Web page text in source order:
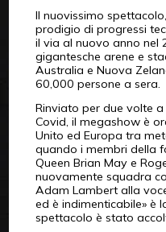
Il nuovissimo
prodigio di progressi
il via al nuovo anno nel
gigantesche arene e
Australia e Nuova
60,000 persone a sera.
Rinviato per due volte
Covid, il megashow è
Unito ed Europa tra
quando i membri della
Queen Brian May e
nuovamente squadra
Adam Lambert alla
ed è indimenticabile» è
spettacolo è stato